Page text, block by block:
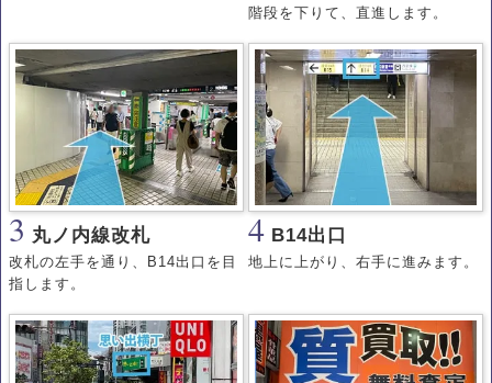
階段を下りて、直進します。
3 丸ノ内線改札
改札の左手を通り、B14出口を目
指します。
4 B14出口
地上に上がり、右手に進みます。